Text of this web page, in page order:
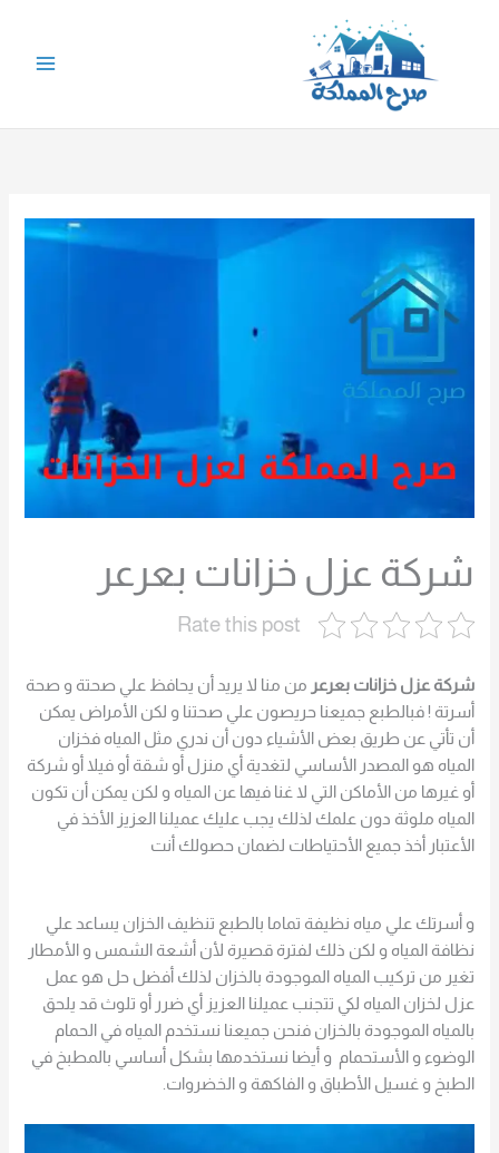
شركة عزل خزانات بعرعر
Rate this post
شركة عزل خزانات بعرعر من منا لا يريد أن يحافظ علي صحتة و صحة
أسرتة ! فبالطبع جميعنا حريصون علي صحتنا و لكن الأمراض يمكن
أن تأتي عن طريق بعض الأشياء دون أن ندري مثل المياه فخزان
المياه هو المصدر الأساسي لتغدية أي منزل أو شقة أو فيلا أو شركة
أو غيرها من الأماكن التي لا غنا فيها عن المياه و لكن يمكن أن تكون
المياه ملوثة دون علمك لذلك يجب عليك عميلنا العزيز الأخذ في
الأعتبار أخذ جميع الأحتياطات لضمان حصولك أنت
و أسرتك علي مياه نظيفة تماما بالطبع تنظيف الخزان يساعد علي
نظافة المياه و لكن ذلك لفترة قصيرة لأن أشعة الشمس و الأمطار
تغير من تركيب المياه الموجودة بالخزان لذلك أفضل حل هو عمل
عزل لخزان المياه لكي تتجنب عميلنا العزيز أي ضرر أو تلوث قد يلحق
بالمياه الموجودة بالخزان فنحن جميعنا نستخدم المياه في الحمام
الوضوء و الأستحمام و أيضا نستخدمها بشكل أساسي بالمطبخ في
الطبخ و غسيل الأطباق و الفاكهة و الخضروات.